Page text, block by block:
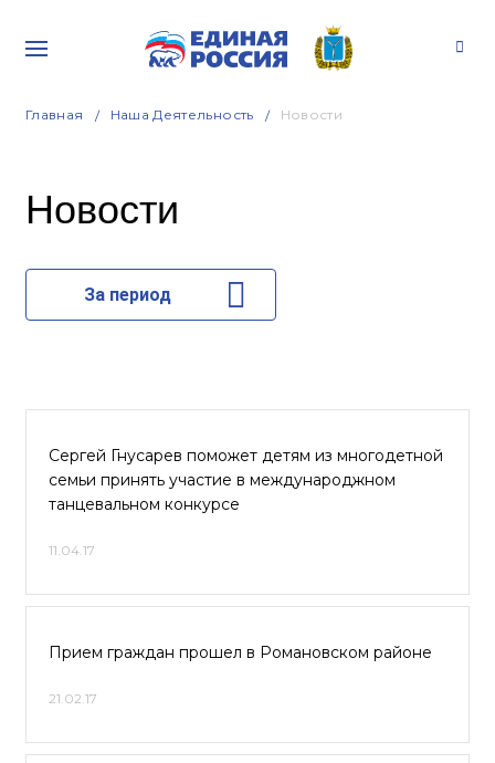
Главная Наша Деятельность Новости
Новости
За период
Сергей Гнусарев поможет детям из многодетной
семьи принять участие в международжном
танцевальном конкурсе
11.04.17
Прием граждан прошел в Романовском районе
21.02.17